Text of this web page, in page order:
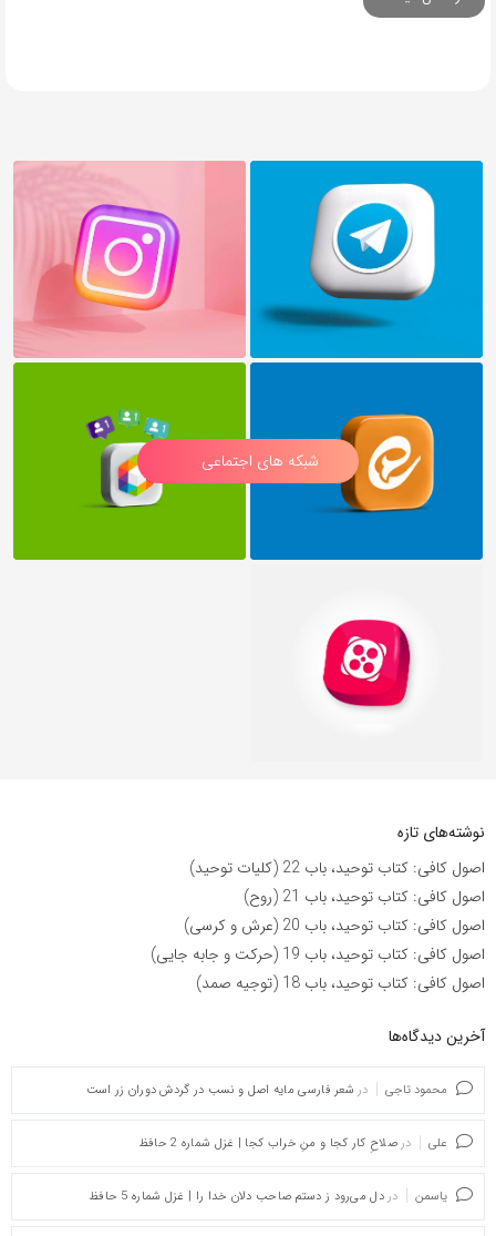
شبکه های اجتماعی
نوشته‌های تازه
اصول کافی: کتاب توحید، باب 22 (کلیات توحید)
اصول کافی: کتاب توحید، باب 21 (روح)
اصول کافی: کتاب توحید، باب 20 (عرش و کرسی)
اصول کافی: کتاب توحید، باب 19 (حرکت و جابه جایی)
اصول کافی: کتاب توحید، باب 18 (توجیه صمد)
آخرین دیدگاه‌ها
محمود تاجی در شعر فارسی مایه اصل و نسب در گردش دوران زر است
علی در صلاحِ کار کجا و منِ خراب کجا | غزل شماره 2 حافظ
یاسمن در دل می‌رود ز دستم صاحب دلان خدا را | غزل شماره 5 حافظ